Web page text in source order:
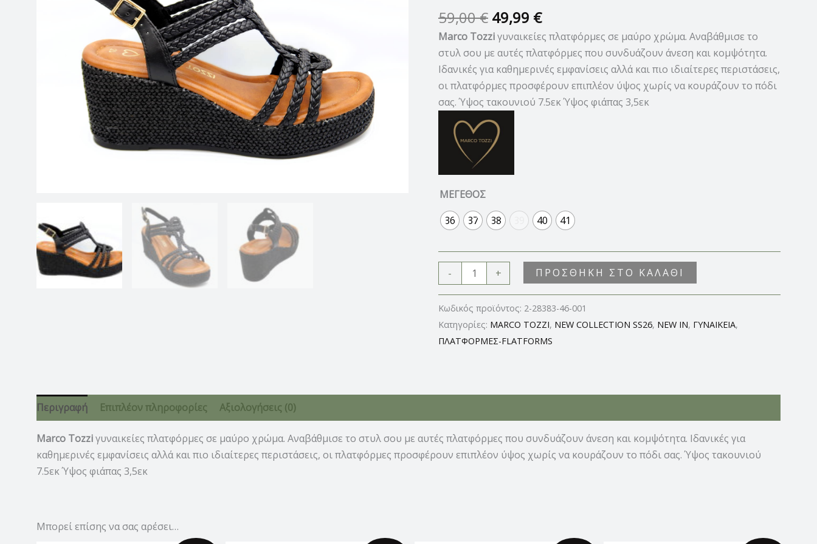
59,00€ 49,99 €
Marco Tozziγυναικείες πλατφόρμες σε μαύρο χρώμα. Αναβάθμισε το
στυλ σου με αυτές πλατφόρμες που συνδυάζουν άνεση και κομψότητα.
Ιδανικές για καθημερινές εμφανίσεις αλλά και πιο ιδιαίτερες περιστάσεις,
οι πλατφόρμες προσφέρουν επιπλέον ύψος χωρίς να κουράζουν το πόδι
σας. Ύψος τακουνιού 7.5εκ Ύψος φιάπας 3,5εκ
ΜΕΓΕΘΟΣ
36
37 38 40 41
- + ΠΡΟΣΘΉΚΗ ΣΤΟ ΚΑΛΆΘΙ
Κωδικός προϊόντος: 2-28383-46-001
Κατηγορίες: MARCO TOZZI, NEW COLLECTION SS26, NEW IN, ΓΥΝΑΙΚΕΙΑ,
ΠΛΑΤΦΟΡΜΕΣ-FLATFORMS
Περιγραφή Επιπλέον πληροφορίες Αξιολογήσεις (0)
Marco Tozziγυναικείες πλατφόρμες σε μαύρο χρώμα. Αναβάθμισε το στυλ σου με αυτές πλατφόρμες που συνδυάζουν άνεση και κομψότητα. Ιδανικές για
καθημερινές εμφανίσεις αλλά και πιο ιδιαίτερες περιστάσεις, οι πλατφόρμες προσφέρουν επιπλέον ύψος χωρίς να κουράζουν το πόδι σας. Ύψος τακουνιού
7.5εκ Ύψος φιάπας 3,5εκ
Μπορεί επίσης να σας αρέσει…